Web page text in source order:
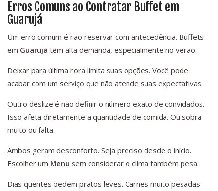
Erros Comuns ao Contratar Buffet em
Guarujá
Um erro comum é não reservar com antecedência. Buffets
em Guarujá têm alta demanda, especialmente no verão.
Deixar para última hora limita suas opções. Você pode
acabar com um serviço que não atende suas expectativas.
Outro deslize é não definir o número exato de convidados.
Isso afeta diretamente a quantidade de comida. Ou sobra
muito ou falta.
Ambos geram desconforto. Seja preciso desde o início.
Escolher um Menu sem considerar o clima também pesa.
Dias quentes pedem pratos leves. Carnes muito pesadas